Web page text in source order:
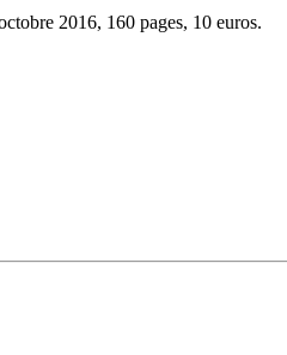
2016, 160 pages, 10 euros.